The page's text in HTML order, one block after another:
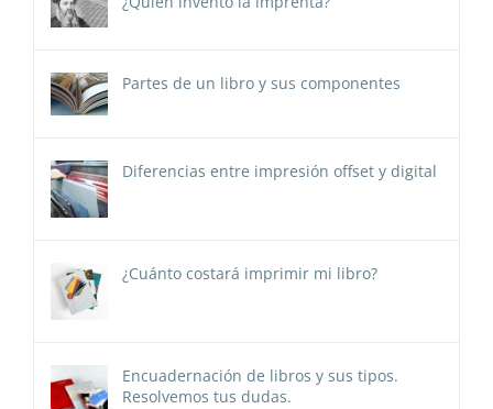
Partes de un libro y sus componentes
Diferencias entre impresión offset y digital
¿Cuánto costará imprimir mi libro?
Encuadernación de libros y sus tipos.
Resolvemos tus dudas.